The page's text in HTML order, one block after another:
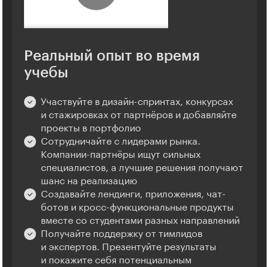
Реальный опыт во время
учебы
Участвуйте в дизайн-спринтах, конкурсах
и стажировках от партнёров и добавляйте
проекты в портфолио
Сотрудничайте с лидерами рынка.
Компании-партнёры ищут сильных
специалистов, а лучшие решения получают
шанс на реализацию
Создавайте лендинги, приложения, чат-
ботов и кросс-функциональные продукты
вместе со студентами разных направлений
Получайте поддержку от тимлидов
и экспертов. Презентуйте результаты
и покажите себя потенциальным